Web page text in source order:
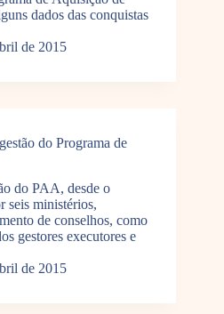
dados das conquistas
de 2015
do Programa de
do PAA, desde o
seis ministérios,
de conselhos, como
gestores executores e
de 2015